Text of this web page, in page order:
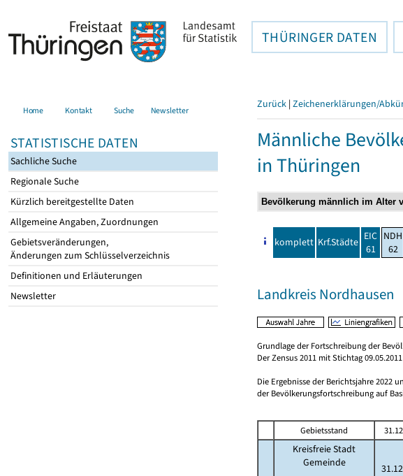
THÜRINGER DATEN
Home Kontakt Suche Newsletter
STATISTISCHE DATEN
Sachliche Suche
Regionale Suche
Kürzlich bereitgestellte Daten
Allgemeine Angaben, Zuordnungen
Gebietsveränderungen,
Änderungen zum Schlüsselverzeichnis
Definitionen und Erläuterungen
Newsletter
Zurück | Zeichenerklärungen/
Männliche
in Thüringen
komplett Krf.Städte EIC
61
NDH
62
Landkreis Nordhausen
Grundlage der Fortschreibung der
Der Zensus 2011 mit Stichtag
Die Ergebnisse der Berichtsjahre 2022
der Bevölkerungsfortschreibung auf
Gebietsstand
Kreisfreie Stadt
Gemeinde